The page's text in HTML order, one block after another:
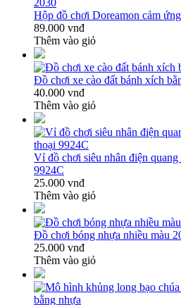
Hộp đồ chơi Doreamon cảm
89.000 vnđ
Thêm vào giỏ
Đồ chơi xe cào đất bánh xích
40.000 vnđ
Thêm vào giỏ
Vỉ đồ chơi siêu nhân điện
9924C
25.000 vnđ
Thêm vào giỏ
Đồ chơi bóng nhựa nhiều màu
25.000 vnđ
Thêm vào giỏ